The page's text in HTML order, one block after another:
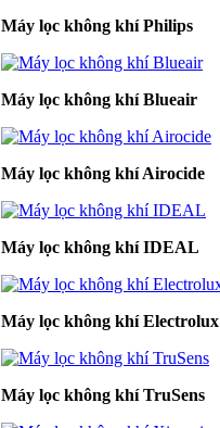
Máy lọc không khí Philips
Máy lọc không khí Blueair
Máy lọc không khí Airocide
Máy lọc không khí IDEAL
Máy lọc không khí Electrolux
Máy lọc không khí TruSens